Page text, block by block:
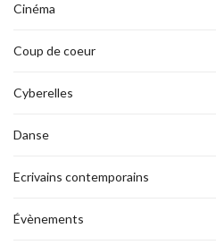
Cinéma
Coup de coeur
Cyberelles
Danse
Ecrivains contemporains
Évènements